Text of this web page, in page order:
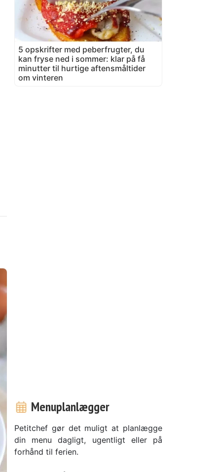
5 opskrifter med peberfrugter, du
kan fryse ned i sommer: klar på få
minutter til hurtige aftensmåltider
om vinteren
Menuplanlægger
Petitchef gør det muligt at planlægge
din menu dagligt, ugentligt eller på
forhånd til ferien.